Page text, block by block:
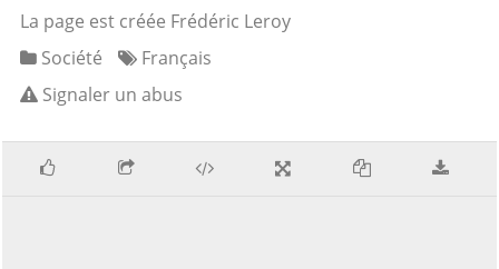
La page est créée Frédéric Leroy
Société
Français
Signaler un abus